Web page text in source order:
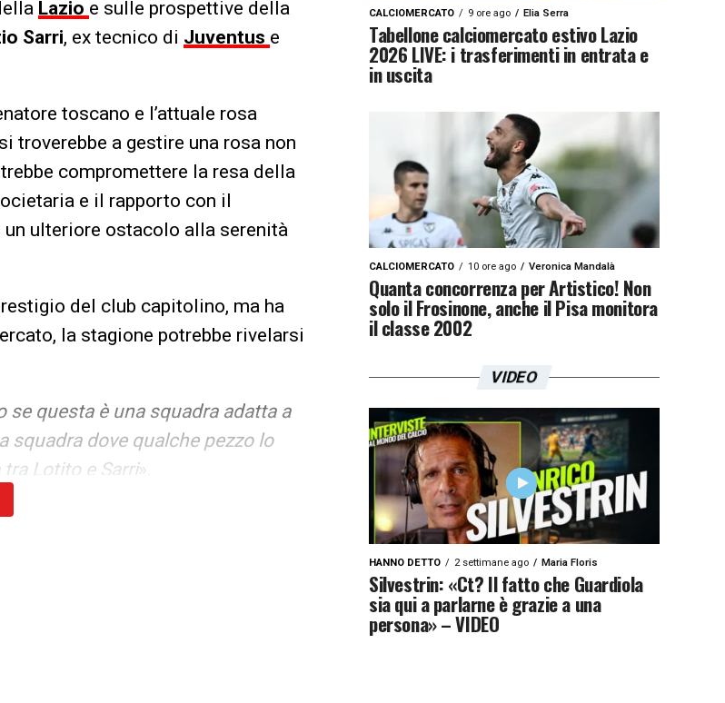
Lazio e sulle prospettive della
Sarri, ex tecnico di Juventus e
toscano e l’attuale rosa
troverebbe a gestire una rosa non
compromettere la resa della
e il rapporto con il
un ulteriore ostacolo alla serenità
del club capitolino, ma ha
la stagione potrebbe rivelarsi
se questa è una squadra adatta a
squadra dove qualche pezzo lo
Lotito e Sarri».
me è difficile che si rilanci».
CALCIOMERCATO 9 ore ago Elia Serra
Tabellone calciomercato estivo Lazio
2026 LIVE: i trasferimenti in entrata e
in uscita
CALCIOMERCATO 10 ore ago Veronica Mandalà
Quanta concorrenza per Artistico! Non
solo il Frosinone, anche il Pisa monitora
il classe 2002
VIDEO
HANNO DETTO 2 settimane ago Maria Floris
Silvestrin: «Ct? Il fatto che Guardiola
sia qui a parlarne è grazie a una
persona» – VIDEO